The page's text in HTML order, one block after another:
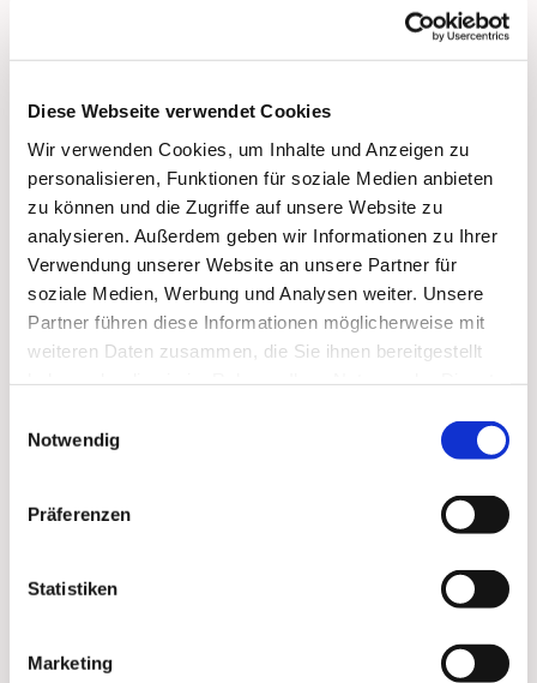
Diese Webseite verwendet Cookies
Wir verwenden Cookies, um Inhalte und Anzeigen zu
personalisieren, Funktionen für soziale Medien anbieten
zu können und die Zugriffe auf unsere Website zu
analysieren. Außerdem geben wir Informationen zu Ihrer
Verwendung unserer Website an unsere Partner für
soziale Medien, Werbung und Analysen weiter. Unsere
Partner führen diese Informationen möglicherweise mit
weiteren Daten zusammen, die Sie ihnen bereitgestellt
Notwendig
Präferenzen
Statistiken
Marketing
Polizeiseelsorger begleitet und berät Björn
Thedering Polizisten. Er wird an diesem Abend
und steht für Fragen zum Gespräch.